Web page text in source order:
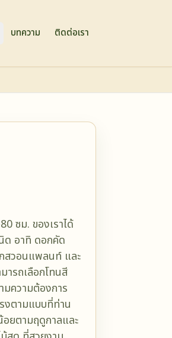
บทความ ติดต่อเรา
ซม. ของเราได้
ด อาทิ ดอกคัด
สวอนแพลนท์ และ
รถเลือกโทนสี
ความต้องการ
งตามแบบที่ท่าน
ยตามฤดูกาลและ